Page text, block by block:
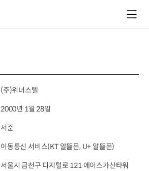
(주)위너스텔
2000년 1월 28일
서준
이동통신 서비스(KT 알뜰폰, U+ 알뜰폰)
서울시 금천구 디지털로 121 에이스가산타워